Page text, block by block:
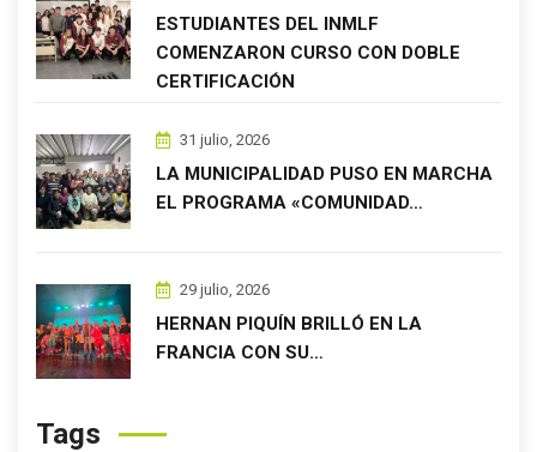
ESTUDIANTES DEL INMLF
COMENZARON CURSO CON DOBLE
CERTIFICACIÓN
31 julio, 2026
LA MUNICIPALIDAD PUSO EN MARCHA
EL PROGRAMA «COMUNIDAD…
29 julio, 2026
HERNAN PIQUÍN BRILLÓ EN LA
FRANCIA CON SU…
Tags